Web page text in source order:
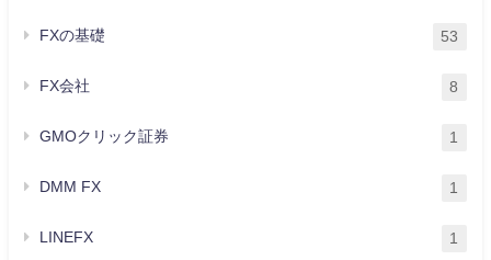
FXの基礎 53
FX会社 8
GMOクリック証券 1
DMM FX 1
LINEFX 1